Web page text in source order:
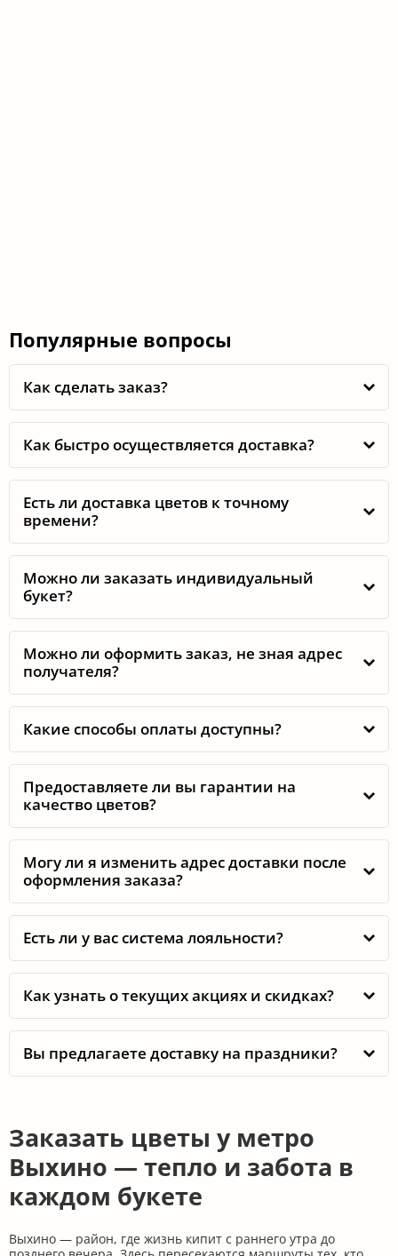
Популярные вопросы
Как сделать заказ?
Как быстро осуществляется доставка?
Есть ли доставка цветов к точному
времени?
Можно ли заказать индивидуальный
букет?
Можно ли оформить заказ, не зная адрес
получателя?
Какие способы оплаты доступны?
Предоставляете ли вы гарантии на
качество цветов?
Могу ли я изменить адрес доставки после
оформления заказа?
Есть ли у вас система лояльности?
Как узнать о текущих акциях и скидках?
Вы предлагаете доставку на праздники?
Заказать цветы у метро
Выхино — тепло и забота в
каждом букете
Выхино — район, где жизнь кипит с раннего утра до